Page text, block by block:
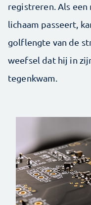
registreren. Als
lichaam passeert,
golflengte van de
weefsel dat hij in
tegenkwam.